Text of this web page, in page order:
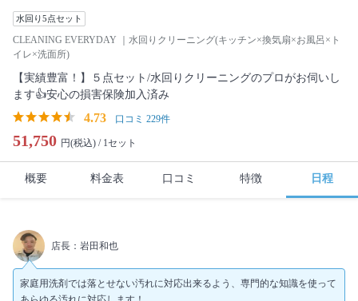
水回り5点セット
CLEANING EVERYDAY ｜水回りクリーニング(キッチン×換気扇×お風呂×ト
イレ×洗面所)
【実績豊富！】５点セット/水回りクリーニングのプロがお伺いし
ます👍安心の損害保険加入済み
4.73 口コミ 229件
51,750 円(税込) / 1セット
概要 料金表 口コミ 特徴 日程
店長：岩田和也
家庭用洗剤では落とせない汚れに対応出来るよう、専門的な知識を使って